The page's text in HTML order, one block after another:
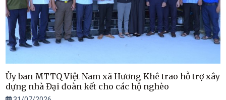
Ủy ban MTTQ Việt Nam xã Hương Khê trao hỗ trợ xây
dựng nhà Đại đoàn kết cho các hộ nghèo